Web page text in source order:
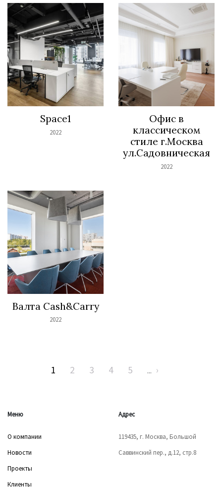
Space1
2022
Офис в
классическом
стиле г.Москва
ул.Садовническая
2022
Валта Cash&Carry
2022
1 2 3 4 5 ... ›
Меню
О компании
Новости
Проекты
Клиенты
Адрес
119435, г. Москва, Большой
Саввинский пер., д.12, стр.8